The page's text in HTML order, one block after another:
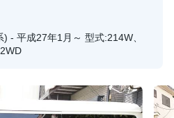
- 平成27年1月～ 型式:214W、